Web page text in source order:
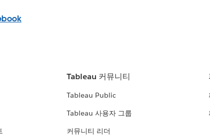
Tableau 커뮤니티
Tableau Public
Tableau 사용자 그룹
커뮤니티 리더